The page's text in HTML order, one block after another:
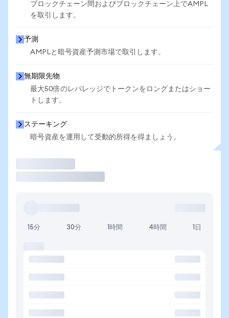
ブロックチェーン間およびブロックチェーン上でAMPL
を取引します。
予測
AMPLと暗号資産予測市場で取引します。
無期限先物
最大50倍のレバレッジでトークンをロングまたはショー
トします。
ステーキング
暗号資産を運用して受動的所得を得ましょう。
15分 30分 1時間 4時間 1日